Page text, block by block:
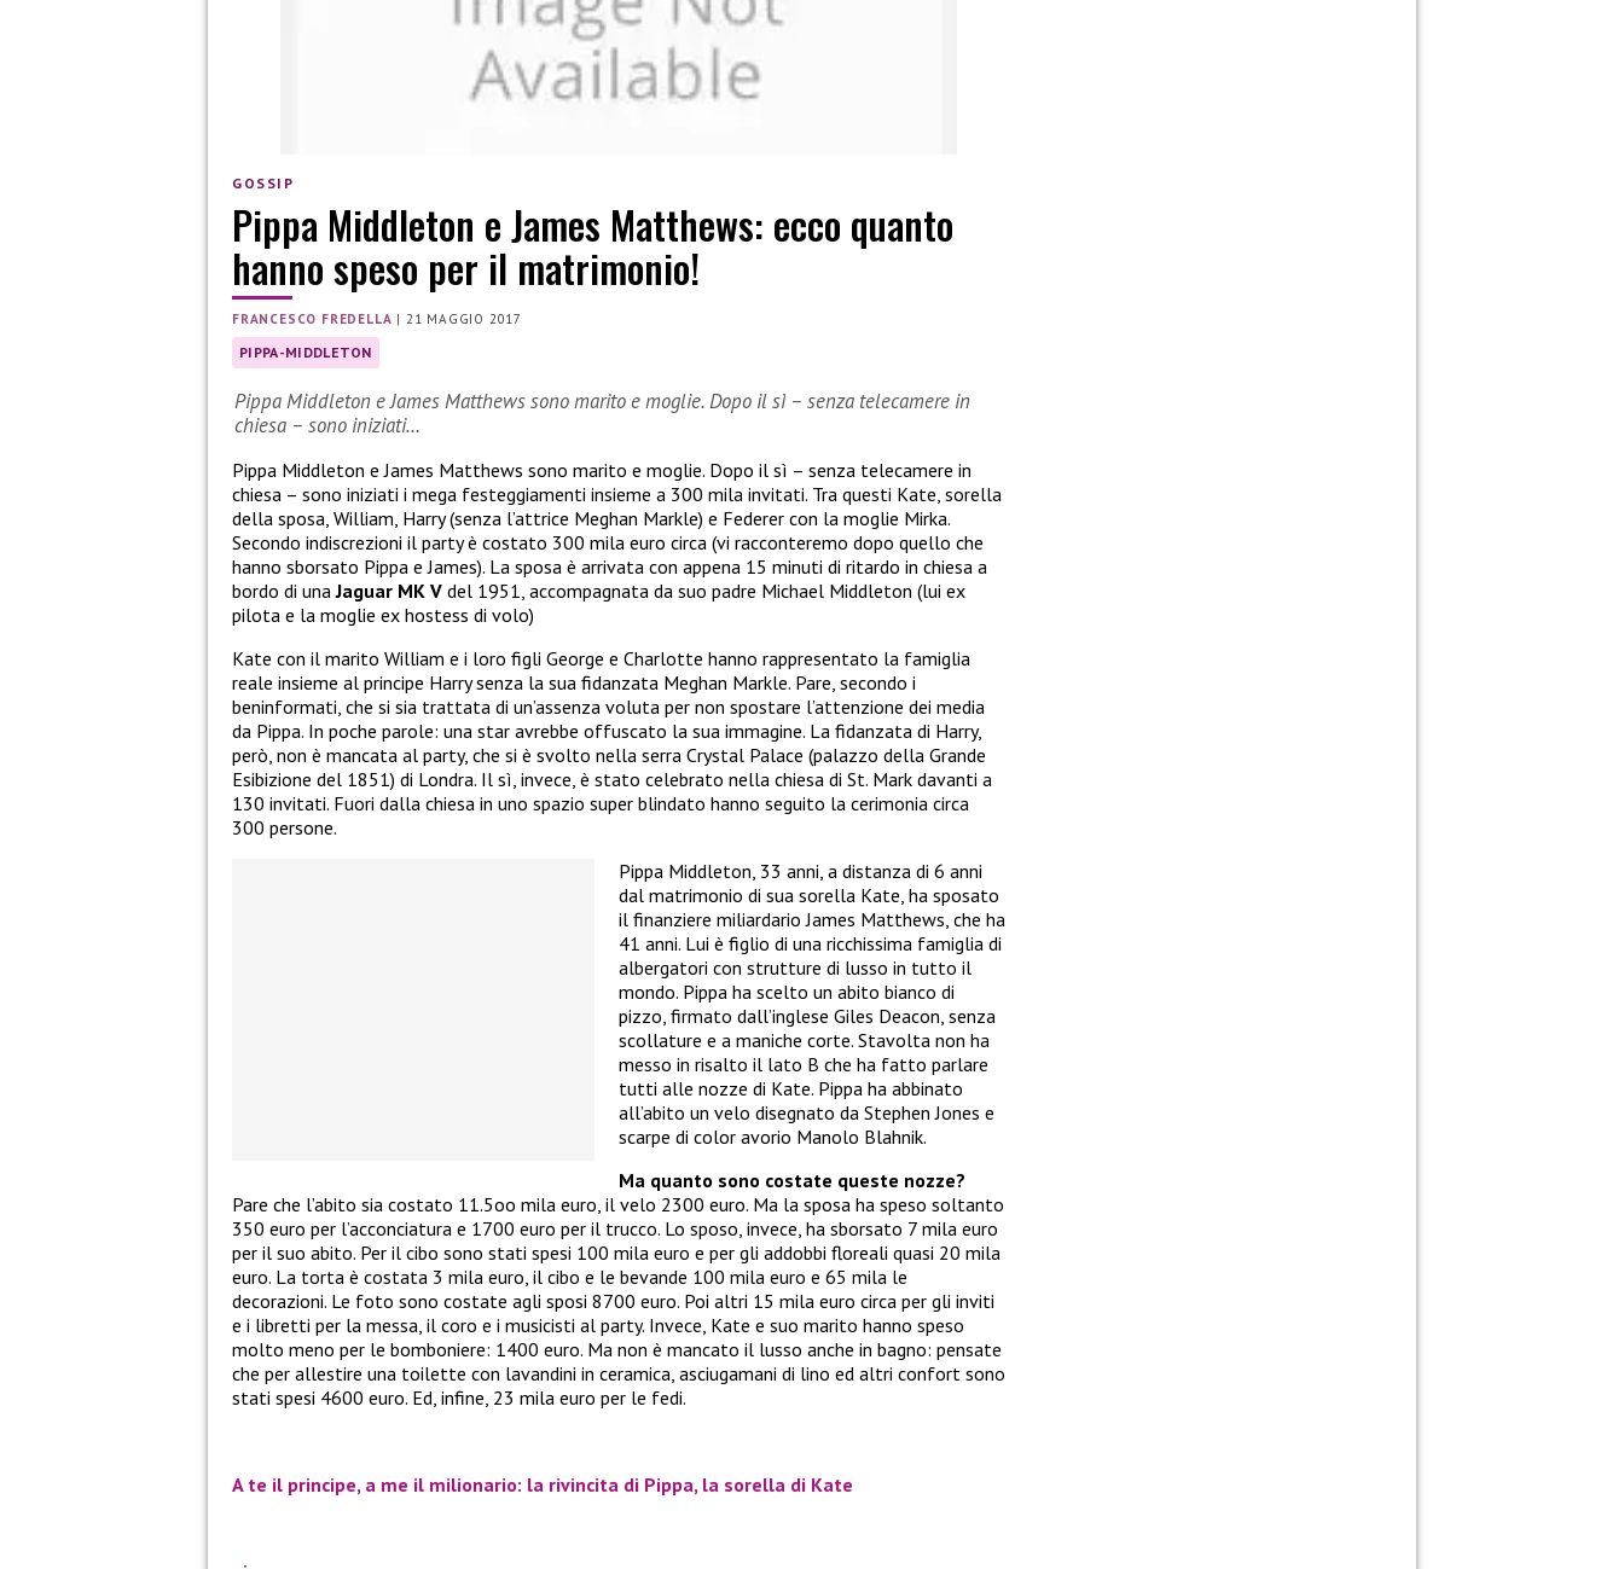
GOSSIP
Pippa Middleton e James Matthews: ecco quanto
hanno speso per il matrimonio!
FRANCESCO FREDELLA | 21 MAGGIO 2017
PIPPA-MIDDLETON
Pippa Middleton e James Matthews sono marito e moglie. Dopo il sì – senza telecamere in
chiesa – sono iniziati…
Pippa Middleton e James Matthews sono marito e moglie. Dopo il sì – senza telecamere in
chiesa – sono iniziati i mega festeggiamenti insieme a 300 mila invitati. Tra questi Kate, sorella
della sposa, William, Harry (senza l’attrice Meghan Markle) e Federer con la moglie Mirka.
Secondo indiscrezioni il party è costato 300 mila euro circa (vi racconteremo dopo quello che
hanno sborsato Pippa e James). La sposa è arrivata con appena 15 minuti di ritardo in chiesa a
bordo di unaJaguar MK V del 1951, accompagnata da suo padre Michael Middleton (lui ex
pilota e la moglie ex hostess di volo)
Kate con il marito William e i loro figli George e Charlotte hanno rappresentato la famiglia
reale insieme al principe Harry senza la sua fidanzata Meghan Markle. Pare, secondo i
beninformati, che si sia trattata di un’assenza voluta per non spostare l’attenzione dei media
da Pippa. In poche parole: una star avrebbe offuscato la sua immagine. La fidanzata di Harry,
però, non è mancata al party, che si è svolto nella serra Crystal Palace (palazzo della Grande
Esibizione del 1851) di Londra. Il sì, invece, è stato celebrato nella chiesa di St. Mark davanti a
130 invitati. Fuori dalla chiesa in uno spazio super blindato hanno seguito la cerimonia circa
300 persone.
Pippa Middleton, 33 anni, a distanza di 6 anni
dal matrimonio di sua sorella Kate, ha sposato
il finanziere miliardario James Matthews, che ha
41 anni. Lui è figlio di una ricchissima famiglia di
albergatori con strutture di lusso in tutto il
mondo. Pippa ha scelto un abito bianco di
pizzo, firmato dall’inglese Giles Deacon, senza
scollature e a maniche corte. Stavolta non ha
messo in risalto il lato B che ha fatto parlare
tutti alle nozze di Kate. Pippa ha abbinato
all’abito un velo disegnato da Stephen Jones e
scarpe di color avorio Manolo Blahnik.
Ma quanto sono costate queste nozze?
Pare che l’abito sia costato 11.5oo mila euro, il velo 2300 euro. Ma la sposa ha speso soltanto
350 euro per l’acconciatura e 1700 euro per il trucco. Lo sposo, invece, ha sborsato 7 mila euro
per il suo abito. Per il cibo sono stati spesi 100 mila euro e per gli addobbi floreali quasi 20 mila
euro. La torta è costata 3 mila euro, il cibo e le bevande 100 mila euro e 65 mila le
decorazioni. Le foto sono costate agli sposi 8700 euro. Poi altri 15 mila euro circa per gli inviti
e i libretti per la messa, il coro e i musicisti al party. Invece, Kate e suo marito hanno speso
molto meno per le bomboniere: 1400 euro. Ma non è mancato il lusso anche in bagno: pensate
che per allestire una toilette con lavandini in ceramica, asciugamani di lino ed altri confort sono
stati spesi 4600 euro. Ed, infine, 23 mila euro per le fedi.
A te il principe, a me il milionario: la rivincita di Pippa, la sorella di Kate